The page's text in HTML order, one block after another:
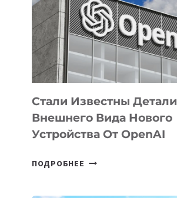
ПО
РАЗВИТИЮ
ЭКОСИСТЕМЫ
ИСКУССТВЕННОГО
ИНТЕЛЛЕКТА
Стали Известны Детали
Внешнего Вида Нового
Устройства От OpenAI
ПОДРОБНЕЕ СТАЛИ